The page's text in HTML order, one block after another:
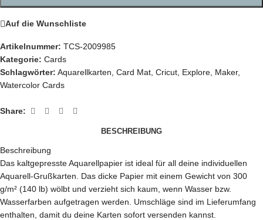
Auf die Wunschliste
Artikelnummer: TCS-2009985
Kategorie: Cards
Schlagwörter: Aquarellkarten Card Mat Cricut Explore Maker,
Watercolor Cards
Share:
BESCHREIBUNG
Beschreibung
Das kaltgepresste Aquarellpapier ist ideal für all deine individuellen
Aquarell-Grußkarten. Das dicke Papier mit einem Gewicht von 300
g/m² (140 lb) wölbt und verzieht sich kaum, wenn Wasser bzw.
Wasserfarben aufgetragen werden. Umschläge sind im Lieferumfang
enthalten, damit du deine Karten sofort versenden kannst.